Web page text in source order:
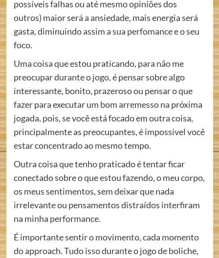
possíveis falhas ou até mesmo opiniões dos
outros) maior será a ansiedade, mais energia será
gasta, diminuindo assim a sua perfomance e o seu
foco.
Uma coisa que estou praticando, para não me
preocupar durante o jogo, é pensar sobre algo
interessante, bonito, prazeroso ou pensar o que
fazer para executar um bom arremesso na próxima
jogada, pois, se você está focado em outra coisa,
principalmente as preocupantes, é impossível você
estar concentrado ao mesmo tempo.
Outra coisa que tenho praticado é tentar ficar
conectado sobre o que estou fazendo, o meu corpo,
os meus sentimentos, sem deixar que nada
irrelevante ou pensamentos distraídos interfiram
na minha performance.
É importante sentir o movimento, cada momento
do approach. Tudo isso durante o jogo de boliche,